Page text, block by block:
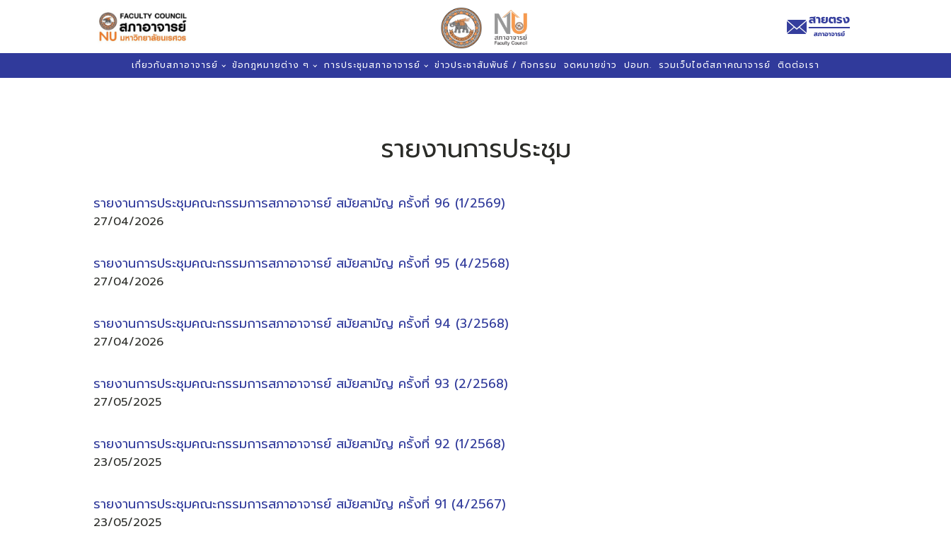
เกี่ยวกับสภาอาจารย์ ข้อกฎหมายต่าง ๆ การประชุมสภาอาจารย์ ข่าวประชาสัมพันธ์ / กิจกรรม จดหมายข่าว ปอมท. รวมเว็บไซต์สภาคณาจารย์ ติดต่อเรา
รายงานการประชุม
รายงานการประชุมคณะกรรมการสภาอาจารย์ สมัยสามัญ ครั้งที่ 96 (1/2569)
27/04/2026
รายงานการประชุมคณะกรรมการสภาอาจารย์ สมัยสามัญ ครั้งที่ 95 (4/2568)
27/04/2026
รายงานการประชุมคณะกรรมการสภาอาจารย์ สมัยสามัญ ครั้งที่ 94 (3/2568)
27/04/2026
รายงานการประชุมคณะกรรมการสภาอาจารย์ สมัยสามัญ ครั้งที่ 93 (2/2568)
27/05/2025
รายงานการประชุมคณะกรรมการสภาอาจารย์ สมัยสามัญ ครั้งที่ 92 (1/2568)
23/05/2025
รายงานการประชุมคณะกรรมการสภาอาจารย์ สมัยสามัญ ครั้งที่ 91 (4/2567)
23/05/2025